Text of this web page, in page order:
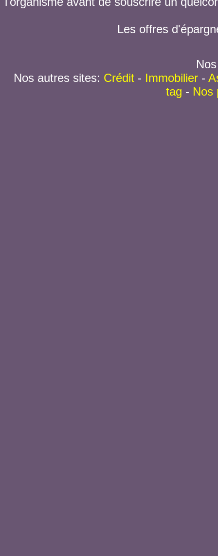
Les offres
Nos autres sites: Crédit- Immobilier-
tag - Nos